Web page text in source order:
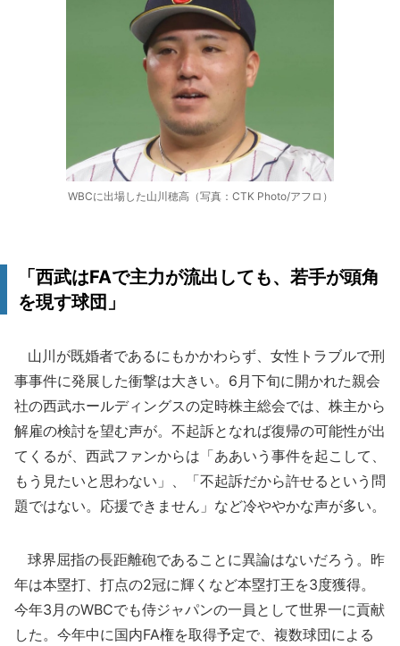
WBCに出場した山川穂高（写真：CTK Photo/アフロ）
「西武はFAで主力が流出しても、若手が頭角
を現す球団」
山川が既婚者であるにもかかわらず、女性トラブルで刑
事事件に発展した衝撃は大きい。6月下旬に開かれた親会
社の西武ホールディングスの定時株主総会では、株主から
解雇の検討を望む声が。不起訴となれば復帰の可能性が出
てくるが、西武ファンからは「ああいう事件を起こして、
もう見たいと思わない」、「不起訴だから許せるという問
題ではない。応援できません」など冷ややかな声が多い。
球界屈指の長距離砲であることに異論はないだろう。昨
年は本塁打、打点の2冠に輝くなど本塁打王を3度獲得。
今年3月のWBCでも侍ジャパンの一員として世界一に貢献
した。今年中に国内FA権を取得予定で、複数球団による